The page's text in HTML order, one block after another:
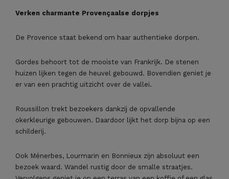
Verken charmante Provençaalse dorpjes
De Provence staat bekend om haar authentieke dorpen.
Gordes behoort tot de mooiste van Frankrijk. De stenen
huizen lijken tegen de heuvel gebouwd. Bovendien geniet je
er van een prachtig uitzicht over de vallei.
Roussillon trekt bezoekers dankzij de opvallende
okerkleurige gebouwen. Daardoor lijkt het dorp bijna op een
schilderij.
Ook Ménerbes, Lourmarin en Bonnieux zijn absoluut een
bezoek waard. Wandel rustig door de smalle straatjes.